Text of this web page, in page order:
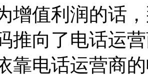
增值利润的话
推向了电话运
靠电话运营商